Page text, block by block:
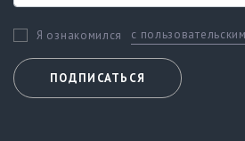
Я ознакомился с
ПОДПИСАТЬСЯ